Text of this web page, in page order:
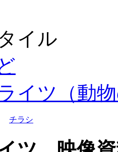
イル
イツ（動
チラシ